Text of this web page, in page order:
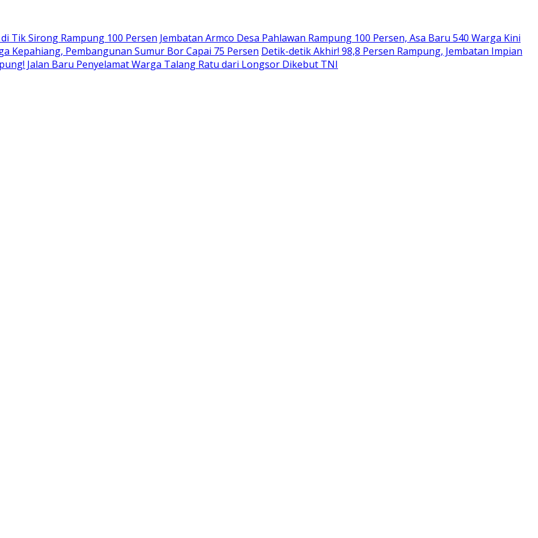
Tik Sirong Rampung 100 Persen Jembatan Armco Desa Pahlawan Rampung 100 Persen, Asa Baru 540 Warga Kini
Kepahiang, Pembangunan Sumur Bor Capai 75 Persen Detik-detik Akhir! 98,8 Persen Rampung, Jembatan Impian
Jalan Baru Penyelamat Warga Talang Ratu dari Longsor Dikebut TNI